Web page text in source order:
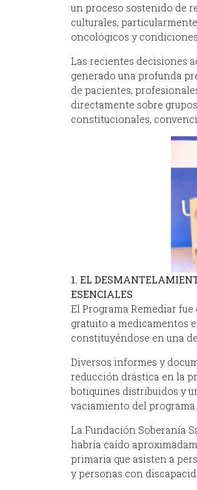
un proceso sostenido de
culturales,
oncológicos y
Las recientes decisiones
generado una profunda
de pacientes,
directamente sobre
constitucionales,
1. EL
ESENCIALES
El Programa Remediar
gratuito a medicamentos
constituyéndose en una
Diversos informes y
reducción drástica en la
botiquines distribuidos y
vaciamiento del programa.
La Fundación Soberanía
habría caído
primaria que asisten a
y personas con